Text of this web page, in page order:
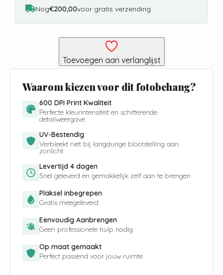
Third
Variant
aantal
€ 655,79
Nog€200,00voor gratis verzending
Toevoegen aan verlanglijst
Waarom kiezen voor dit fotobehang?
600 DPI Print Kwaliteit
Perfecte kleurintensiteit en schitterende
detailweergave
UV-Bestendig
Verbleekt niet bij langdurige blootstelling aan
zonlicht
Levertijd 4 dagen
Snel geleverd en gemakkelijk zelf aan te brengen
Plaksel inbegrepen
Gratis meegeleverd
Eenvoudig Aanbrengen
Geen professionele hulp nodig
Op maat gemaakt
Perfect passend voor jouw ruimte